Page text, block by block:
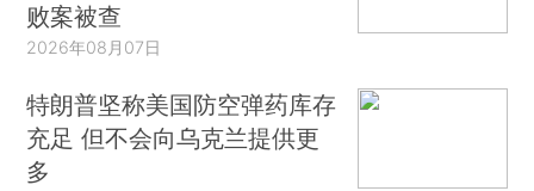
败案被查
2026年08月07日
特朗普坚称美国防空弹药库存
充足 但不会向乌克兰提供更
多